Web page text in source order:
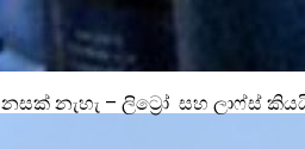
නැහැ – ලිට්‍රෝ සහ ලාෆ්ස්